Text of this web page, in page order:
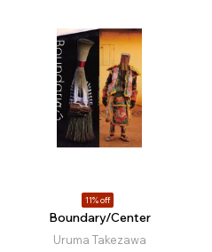
11% off
Boundary/Center
Uruma Takezawa